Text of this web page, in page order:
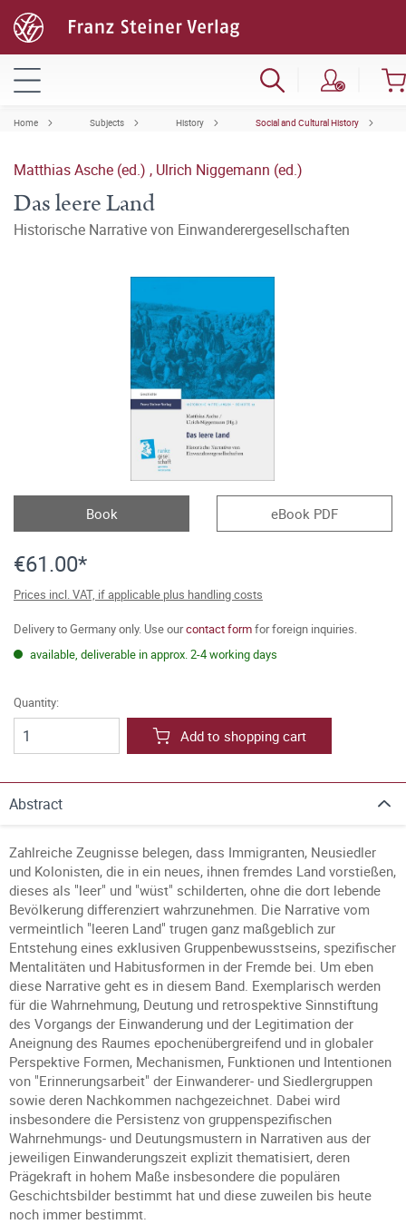
Home Subjects History Social and Cultural History
Matthias Asche (ed.) , Ulrich Niggemann (ed.)
Das leere Land
Historische Narrative von Einwanderergesellschaften
Book eBook PDF
€61.00*
Prices incl. VAT, if applicable plus handling costs
Delivery to Germany only. Use ourcontact formfor foreign inquiries.
available, deliverable in approx. 2-4 working days
Quantity:
Add to shopping cart
Abstract
Zahlreiche Zeugnisse belegen, dass Immigranten, Neusiedler
und Kolonisten, die in ein neues, ihnen fremdes Land vorstießen,
dieses als "leer" und "wüst" schilderten, ohne die dort lebende
Bevölkerung differenziert wahrzunehmen. Die Narrative vom
vermeintlich "leeren Land" trugen ganz maßgeblich zur
Entstehung eines exklusiven Gruppenbewusstseins, spezifischer
Mentalitäten und Habitusformen in der Fremde bei. Um eben
diese Narrative geht es in diesem Band. Exemplarisch werden
für die Wahrnehmung, Deutung und retrospektive Sinnstiftung
des Vorgangs der Einwanderung und der Legitimation der
Aneignung des Raumes epochenübergreifend und in globaler
Perspektive Formen, Mechanismen, Funktionen und Intentionen
von "Erinnerungsarbeit" der Einwanderer- und Siedlergruppen
sowie deren Nachkommen nachgezeichnet. Dabei wird
insbesondere die Persistenz von gruppenspezifischen
Wahrnehmungs- und Deutungsmustern in Narrativen aus der
jeweiligen Einwanderungszeit explizit thematisiert, deren
Prägekraft in hohem Maße insbesondere die populären
Geschichtsbilder bestimmt hat und diese zuweilen bis heute
noch immer bestimmt.